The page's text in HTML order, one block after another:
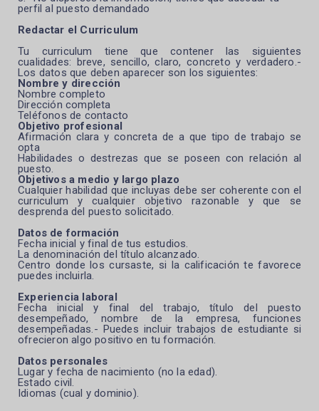
perfil al puesto demandado
Redactar el Curriculum
Tu curriculum tiene que contener las siguientes
cualidades: breve, sencillo, claro, concreto y verdadero.-
Los datos que deben aparecer son los siguientes:
Nombre y dirección
Nombre completo
Dirección completa
Teléfonos de contacto
Objetivo profesional
Afirmación clara y concreta de a que tipo de trabajo se
opta
Habilidades o destrezas que se poseen con relación al
puesto.
Objetivos a medio y largo plazo
Cualquier habilidad que incluyas debe ser coherente con el
curriculum y cualquier objetivo razonable y que se
desprenda del puesto solicitado.
Datos de formación
Fecha inicial y final de tus estudios.
La denominación del título alcanzado.
Centro donde los cursaste, si la calificación te favorece
puedes incluirla.
Experiencia laboral
Fecha inicial y final del trabajo, título del puesto
desempeñado, nombre de la empresa, funciones
desempeñadas.- Puedes incluir trabajos de estudiante si
ofrecieron algo positivo en tu formación.
Datos personales
Lugar y fecha de nacimiento (no la edad).
Estado civil.
Idiomas (cual y dominio).